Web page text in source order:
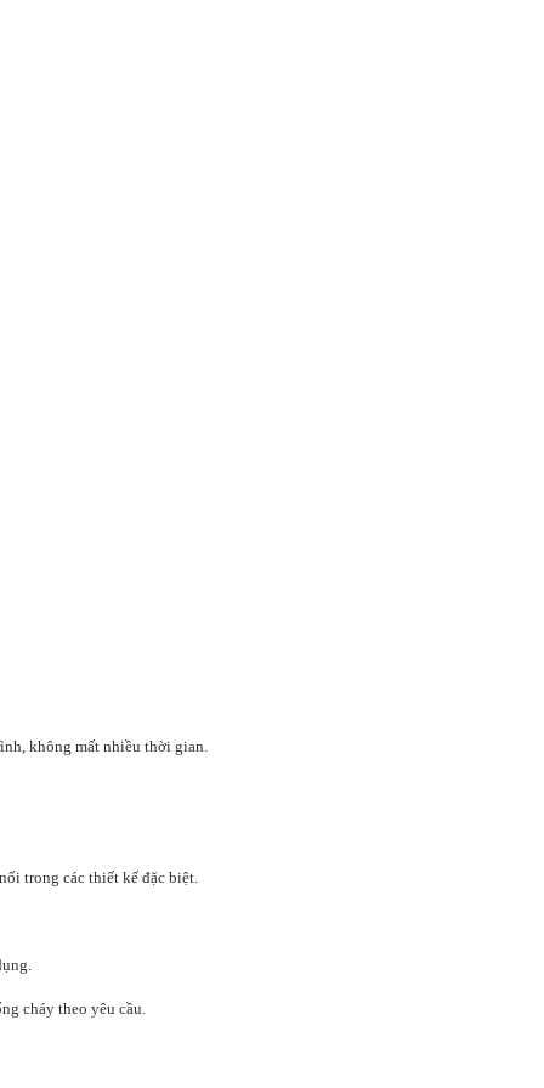
không mất nhiều thời gian.
trong các thiết kế đặc biệt.
cháy theo yêu cầu.